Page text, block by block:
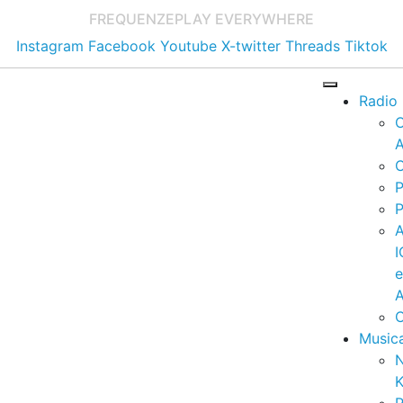
FREQUENZEPLAY EVERYWHERE
Instagram Facebook Youtube X-twitter Threads Tiktok
Radio
e